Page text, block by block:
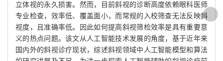
立体视的永久损害。然而，目前斜视的诊断高度依赖眼科医师
专业检查，效率低、覆盖面小，而常规的入校筛查无法反映斜
视度，且准确率低。因此如何提高斜视筛检效率是具有重要意
义的热点问题。该文从人工智能技术发展的角度，基于近年来
国内外的斜视诊疗现状，综述斜视领域中人工智能模型和算法